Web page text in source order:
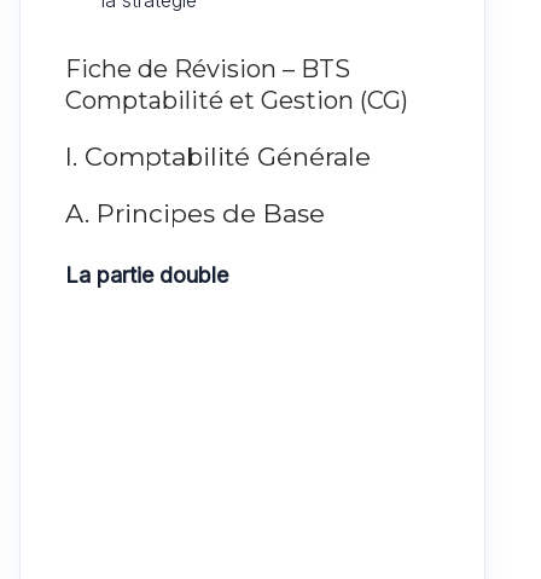
Fiche de Révision – BTS
Comptabilité et Gestion (CG)
I. Comptabilité Générale
A. Principes de Base
La partie double